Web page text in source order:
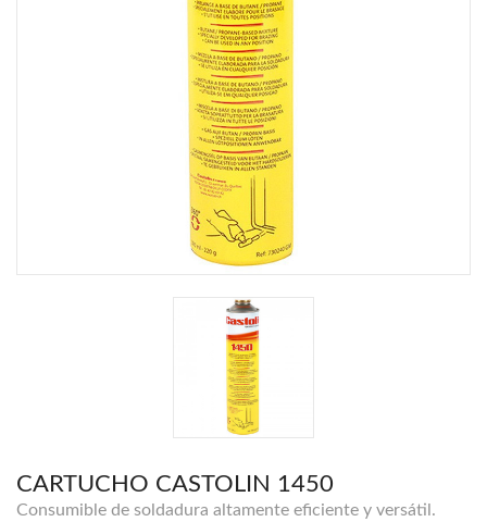
CARTUCHO CASTOLIN 1450
Consumible de soldadura altamente eficiente y versátil.